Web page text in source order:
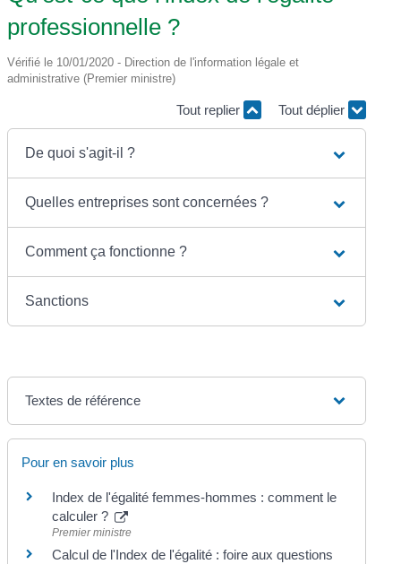
professionnelle ?
Vérifié le 10/01/2020 - Direction de l'information légale et
administrative (Premier ministre)
Tout replier Tout déplier
De quoi s'agit-il ?
Quelles entreprises sont concernées ?
Comment ça fonctionne ?
Sanctions
Textes de référence
Pour en savoir plus
Index de l'égalité femmes-hommes : comment le
calculer ?
Premier ministre
Calcul de l'Index de l'égalité : foire aux questions